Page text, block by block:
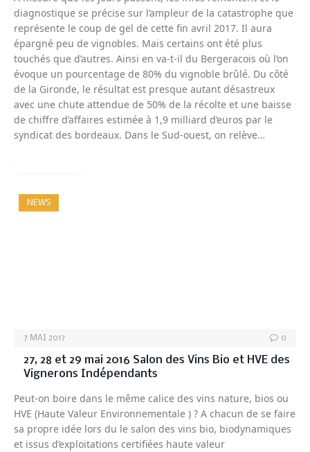
diagnostique se précise sur l’ampleur de la catastrophe que
représente le coup de gel de cette fin avril 2017. Il aura
épargné peu de vignobles. Mais certains ont été plus
touchés que d’autres. Ainsi en va-t-il du Bergeracois où l’on
évoque un pourcentage de 80% du vignoble brûlé. Du côté
de la Gironde, le résultat est presque autant désastreux
avec une chute attendue de 50% de la récolte et une baisse
de chiffre d’affaires estimée à 1,9 milliard d’euros par le
syndicat des bordeaux. Dans le Sud-ouest, on relève…
NEWS
7 MAI 2017 0
27, 28 et 29 mai 2016 Salon des Vins Bio et HVE des
Vignerons Indépendants
Peut-on boire dans le même calice des vins nature, bios ou
HVE (Haute Valeur Environnementale ) ? A chacun de se faire
sa propre idée lors du le salon des vins bio, biodynamiques
et issus d’exploitations certifiées haute valeur